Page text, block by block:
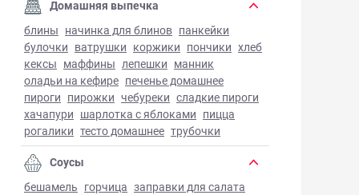
Домашняя выпечка
блины начинка для блинов панкейки
булочки ватрушки коржики пончики хлеб
кексы маффины лепешки манник
оладьи на кефире печенье домашнее
пироги пирожки чебуреки сладкие пироги
хачапури шарлотка с яблоками пицца
рогалики тесто домашнее трубочки
Соусы
бешамель горчица заправки для салата